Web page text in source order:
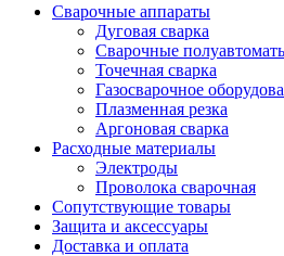
Сварочные аппараты
Дуговая сварка
Сварочные
Точечная сварка
Газосварочное
Плазменная резка
Аргоновая сварка
Расходные материалы
Электроды
Проволока сварочная
Сопутствующие товары
Защита и аксессуары
Доставка и оплата